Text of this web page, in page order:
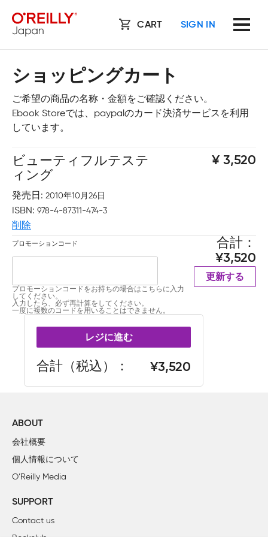
CART SIGN IN
ショッピングカート
ご希望の商品の名称・金額をご確認ください。
Ebook Storeでは、paypalのカード決済サービスを利用
しています。
ビューティフルテステ
ィング
発売日 2010年10月26日
ISBN 978-4-87311-474-3
削除
3,520
プロモーションコード
プロモーションコードをお持ちの場合はこちらに入力
してください。
入力したら、必ず再計算をしてください。
一度に複数のコードを用いることはできません。
合計
3,520
更新する
レジに進む
合計（税込） 3,520
ABOUT
会社概要
個人情報について
O’Reilly Media
SUPPORT
Contact us